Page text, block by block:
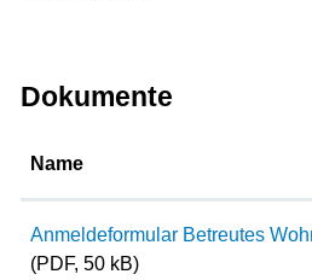
Dokumente
Name
Anmeldeformular Betreutes
(PDF, 50 kB)